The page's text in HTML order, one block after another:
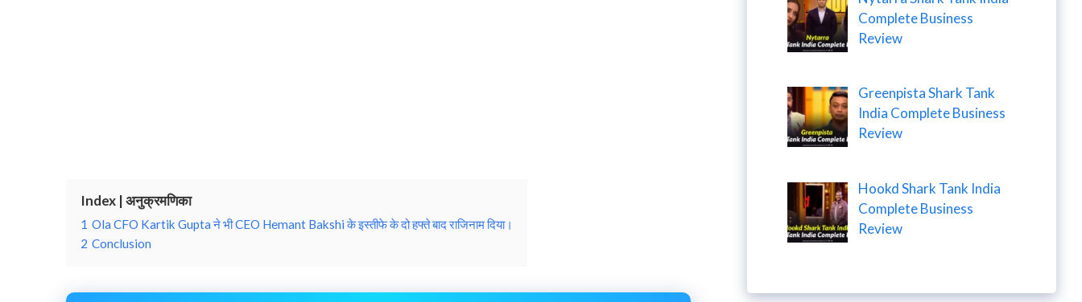
Index | अनुक्रमणिका
1 Ola CFO Kartik Gupta ने भी CEO Hemant Bakshi के इस्तीफे के दो हफ्ते बाद राजिनाम दिया।
2 Conclusion
Complete Business
Review
Greenpista Shark Tank
India Complete Business
Review
Hookd Shark Tank India
Complete Business
Review